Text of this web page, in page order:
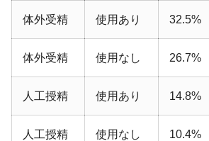
体外受精 使用あり 32.5%
体外受精 使用なし 26.7%
人工授精 使用あり 14.8%
人工授精 使用なし 10.4%